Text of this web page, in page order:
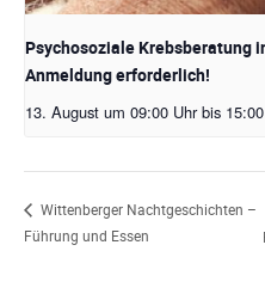
Psychosoziale Krebsberatung
Anmeldung erforderlich!
13. August um 09:00 Uhr bis
Wittenberger Nachtgeschichten –
Führung und Essen